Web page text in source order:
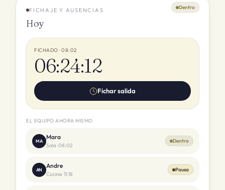
FICHAJE Y AUSENCIAS
Hoy
Dentro
FICHADO · 08:02
06:24:12
Fichar salida
EL EQUIPO AHORA MISMO
MA
Mara
Sala ·08:02
Dentro
AN
Andre
Cocina·11:18
Pausa